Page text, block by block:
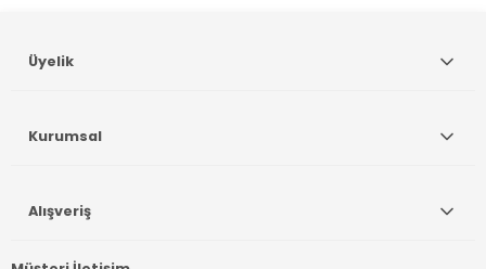
Üyelik
Kurumsal
Alışveriş